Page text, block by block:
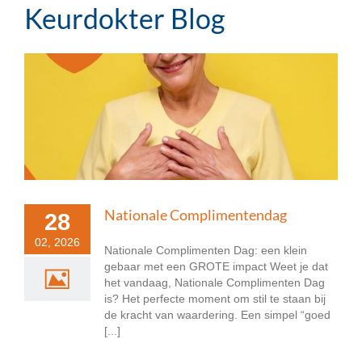
Keurdokter Blog
28
02, 2026
Nationale Complimentendag
Nationale Complimenten Dag: een klein
gebaar met een GROTE impact Weet je dat
het vandaag, Nationale Complimenten Dag
is? Het perfecte moment om stil te staan bij
de kracht van waardering. Een simpel “goed
[...]